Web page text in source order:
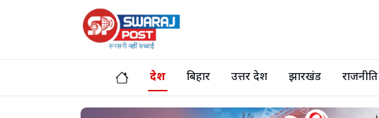
देश बिहार उत्तर प्रदेश झारखंड राजनीति